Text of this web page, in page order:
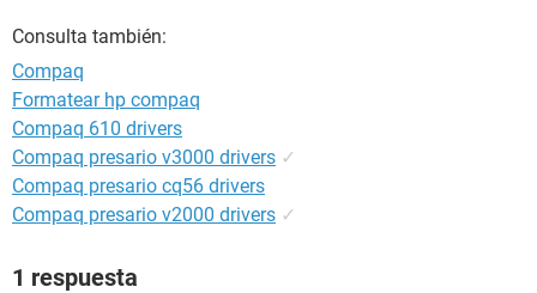
Consulta también:
Compaq
Formatear hp compaq
Compaq 610 drivers
Compaq presario v3000 drivers ✓
Compaq presario cq56 drivers
Compaq presario v2000 drivers ✓
1 respuesta